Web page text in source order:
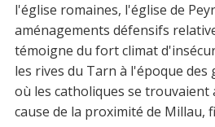
l'église romaines, l'église de
aménagements défensifs
témoigne du fort climat
les rives du Tarn à l'époque
où les catholiques se trouvaient
cause de la proximité de Millau,